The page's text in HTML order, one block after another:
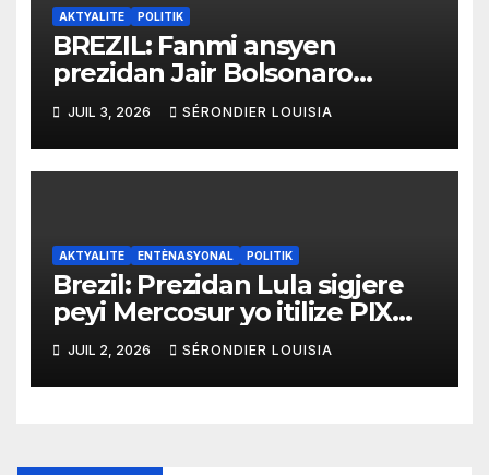
AKTYALITE POLITIK
BREZIL: Fanmi ansyen
prezidan Jair Bolsonaro
mande gouvènman ameriken
an ogmante taks sou tout
pwodui Brezil ap vann Etazini
jiska fen ane 2026 la
JUIL 3, 2026 SÉRONDIER LOUISIA
AKTYALITE ENTÈNASYONAL POLITIK
Brezil: Prezidan Lula sigjere
peyi Mercosur yo itilize PIX
kòm yon sistèm ekonomik
efikas pou fè tranzaksyon
gratis
JUIL 2, 2026 SÉRONDIER LOUISIA